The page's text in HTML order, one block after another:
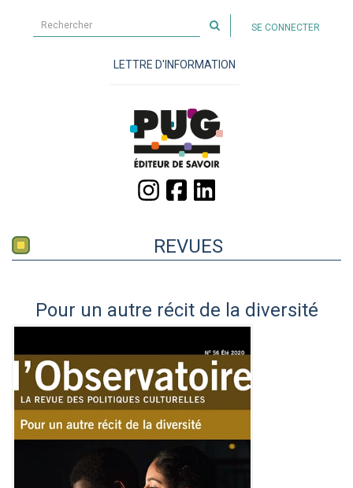
sur
site
SE CONNECTER
LETTRE D'INFORMATION
REVUES
Pour un autre récit de la diversité